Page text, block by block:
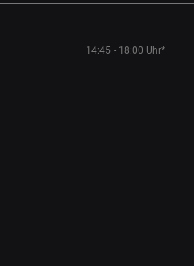
14:45 - 18:00 Uhr*